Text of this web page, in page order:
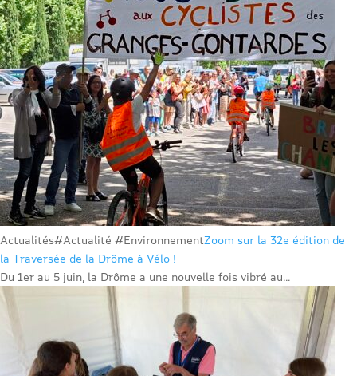
Actualités#Actualité #EnvironnementZoom sur la 32e édition de
la Traversée de la Drôme à Vélo !
Du 1er au 5 juin, la Drôme a une nouvelle fois vibré au...